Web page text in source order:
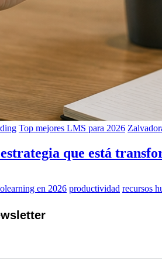
Top mejores LMS para 2026
que está
en 2026 productividad recursos